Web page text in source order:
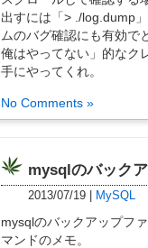
出すには「> ./log.dump
ムのバグ確認にも有効で
俺はやってない」的なク
手にやってくれ。
No Comments »
mysqlのバック
2013/07/19 MySQL
mysqlのバックアップフ
マンドのメモ。